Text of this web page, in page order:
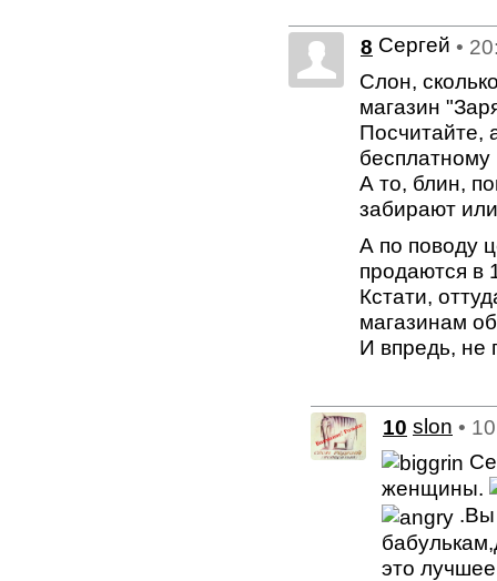
8 Сергей •
Слон,
магазин
Посчитайте,
бесплатному
А то, блин,
забирают
А по поводу
продаются в
Кстати,
магазинам
И впредь, не
10 slon •
женщины.
.Вы
это